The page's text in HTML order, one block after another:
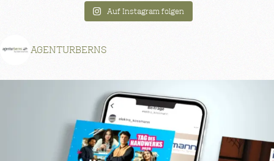
Auf Instagram folgen
AGENTURBERNS